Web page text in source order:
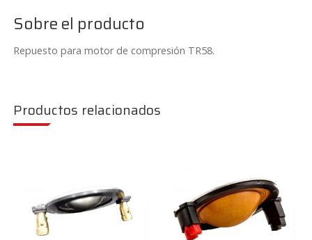
Sobre el producto
Repuesto para motor de compresión TR58.
Productos relacionados